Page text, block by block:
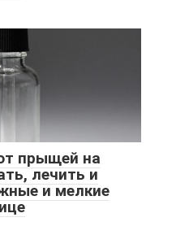
прыщей на
лечить и
и мелкие